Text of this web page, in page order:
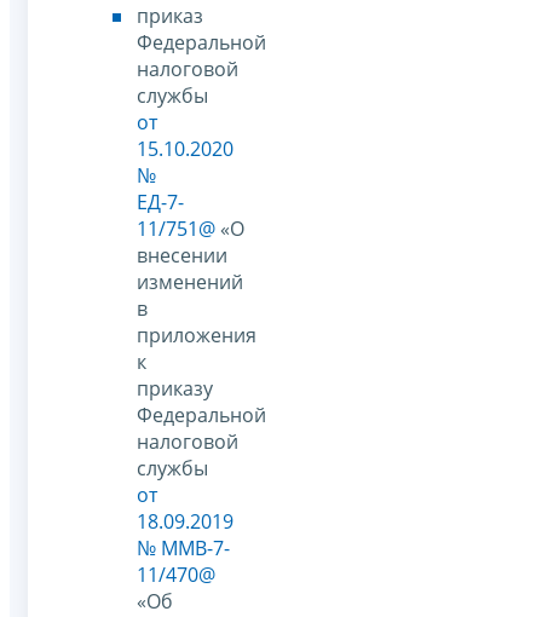
приказ
Федеральной
налоговой
службы
от
15.10.2020
№
ЕД-7-
11/751@ «О
внесении
изменений
в
приложения
к
приказу
Федеральной
налоговой
службы
от
18.09.2019
№ ММВ-7-
11/470@
«Об